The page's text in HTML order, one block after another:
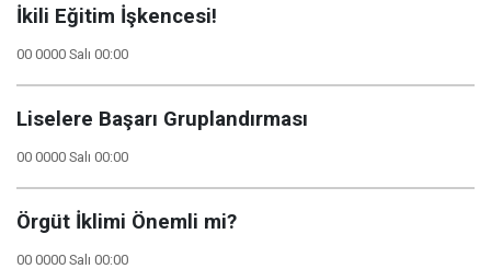
İkili Eğitim İşkencesi!
00 0000 Salı 00:00
Liselere Başarı Gruplandırması
00 0000 Salı 00:00
Örgüt İklimi Önemli mi?
00 0000 Salı 00:00